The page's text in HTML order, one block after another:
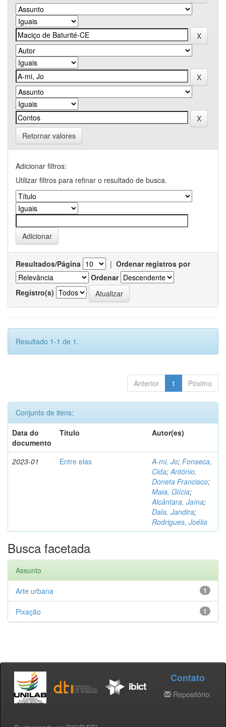
Retornar valores
Adicionar filtros:
Utilizar filtros para refinar o resultado de busca.
Resultados/Página | Ordenar registros por
Ordenar
Registro(s)
Resultado 1-1 de 1.
Anterior 1 Póximo
Conjunto de itens:
Data do
documento
Título Autor(es)
2023-01 Entre elas A-mi, Jo; Fonseca,
Cida;António,
Doneta Francisco;
Maia, Glícia;
Alcântara, Jaína;
Dala, Jandira;
Rodrigues, Joélia
Busca facetada
Assunto
1
Arte urbana
1
Pixação
Contato
Repositório: